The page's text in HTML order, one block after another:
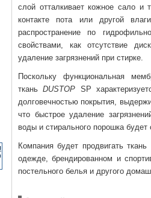
слой отталкивает кожное сало и
контакте пота или другой
распространение по
свойствами, как отсутствие
удаление загрязнений при стирке.
Поскольку функциональная
ткань DUSTOP SP
долговечностью покрытия,
что быстрое удаление
воды и стирального порошка
Компания будет продвигать ткань
одежде, брендированном и
постельного белья и другого